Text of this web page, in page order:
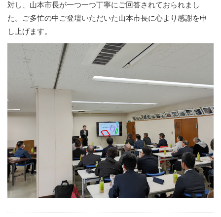
対し、山本市長が一つ一つ丁寧にご回答されておられまし
た。ご多忙の中ご登壇いただいた山本市長に心より感謝を申
し上げます。